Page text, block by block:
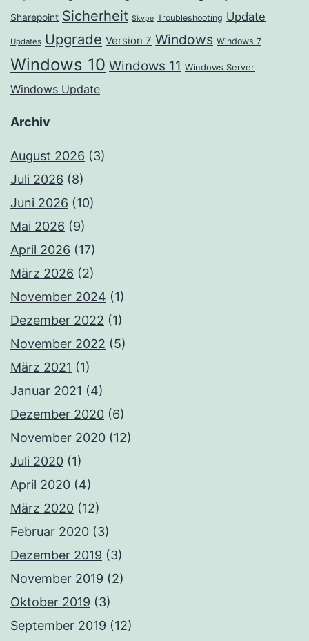
Sharepoint Sicherheit Skype Troubleshooting Update
Updates Upgrade Version 7 Windows Windows 7
Windows 10 Windows 11 Windows Server
Windows Update
Archiv
August 2026 (3)
Juli 2026 (8)
Juni 2026 (10)
Mai 2026 (9)
April 2026 (17)
März 2026 (2)
November 2024 (1)
Dezember 2022 (1)
November 2022 (5)
März 2021 (1)
Januar 2021 (4)
Dezember 2020 (6)
November 2020 (12)
Juli 2020 (1)
April 2020 (4)
März 2020 (12)
Februar 2020 (3)
Dezember 2019 (3)
November 2019 (2)
Oktober 2019 (3)
September 2019 (12)